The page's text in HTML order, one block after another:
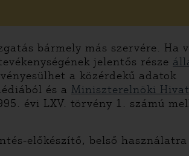
bármely más szervére. Ha
jelentős része
a közérdekű adatok
és a Miniszterelnöki
évi LXV. törvény 1. számú
előkészítő, belső